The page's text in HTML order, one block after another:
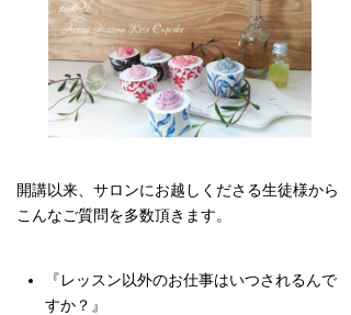
開講以来、サロンにお越しくださる生徒様から
こんなご質問を多数頂きます。
『レッスン以外のお仕事はいつされるんで
すか？』